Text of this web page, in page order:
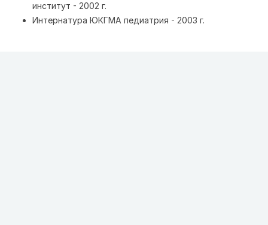
институт - 2002 г.
Интернатура ЮКГМА педиатрия - 2003 г.